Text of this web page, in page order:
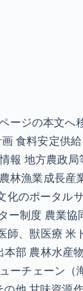
ジの本文
食料安定供
地方農政
林漁業成長
化のポータ
ー制度 農業
、獣医療
部 農林水
チェーン